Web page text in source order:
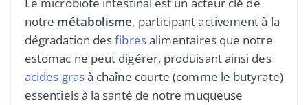
Le microbiote intestinal est un acteur clé de
notre métabolisme, participant activement à la
dégradation desfibresalimentaires que notre
estomac ne peut digérer, produisant ainsi des
acides grasà chaîne courte (comme le butyrate)
essentiels à la santé de notre muqueuse